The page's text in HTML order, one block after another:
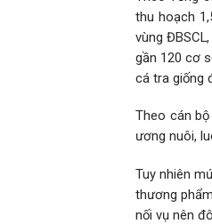
thu hoạch
vùng
gần 120 cơ
cá tra giống
Theo cán
ương nuôi,
Tuy nhiên
thương
nối vụ nên